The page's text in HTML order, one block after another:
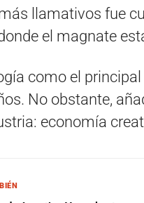
llamativos fue
el magnate
como el
No obstante,
economía